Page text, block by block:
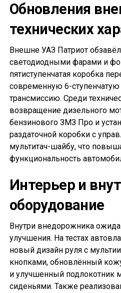
Обновления
технических
Внешне УАЗ Патриот
светодиодными фарами и
пятиступенчатая коробка
современную 6-
трансмиссию. Среди
возвращение дизельного
бензинового ЗМЗ Про и
раздаточной коробки с
мультитач-шайбу, что
функциональность
Интерьер и
оборудование
Внутри внедорожника
улучшения. На тестах
новый дизайн руля с
кнопками, обновлённый
и улучшенный подлокотник
сиденьями. Также